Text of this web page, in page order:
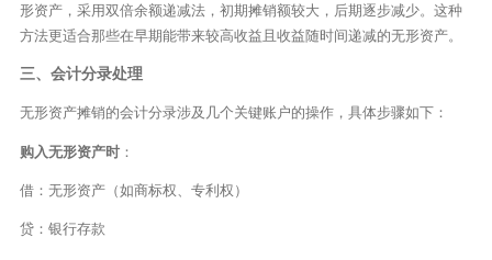
形资产，采用双倍余额递减法，初期摊销额较大，后期逐步减少。这种
方法更适合那些在早期能带来较高收益且收益随时间递减的无形资产。
三、会计分录处理
无形资产摊销的会计分录涉及几个关键账户的操作，具体步骤如下：
购入无形资产时：
借：无形资产（如商标权、专利权）
贷：银行存款